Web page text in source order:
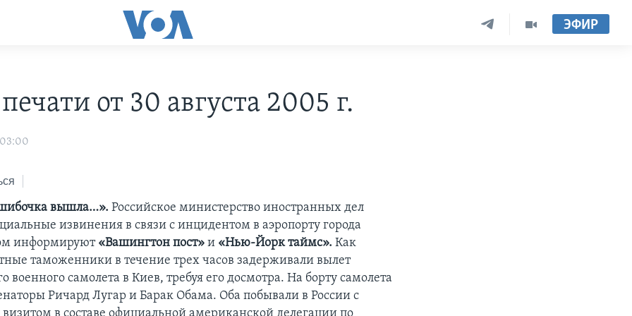
ЭФИР
от 30 августа 2005 г.
вышла…». Российское министерство иностранных дел
извинения в связи с инцидентом в аэропорту города
информируют «Вашингтон пост» и «Нью-Йорк таймс». Как
таможенники в течение трех часов задерживали вылет
военного самолета в Киев, требуя его досмотра. На борту самолета
Ричард Лугар и Барак Обама. Оба побывали в России с